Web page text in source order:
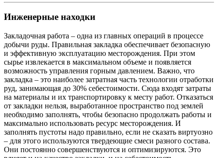
Инженерные находки
Закладочная работа – одна из главных операций в процессе
добычи руды. Правильная закладка обеспечивает безопасную
и эффективную эксплуатацию месторождения. При этом
сырье извлекается в максимальном объеме и появляется
возможность управления горным давлением. Важно, что
закладка – это наиболее затратная часть технологии отработки
руд, занимающая до 30% себестоимости. Сюда входят затраты
на материалы и их транспортировку к месту работ. Отказаться
от закладки нельзя, выработанное пространство под землей
необходимо заполнять, чтобы безопасно продолжать работы и
максимально использовать ресурс месторождения. И
заполнять пустоты надо правильно, если не сказать виртуозно
– для этого используются твердеющие смеси разного состава.
Они постоянно совершенствуются и оптимизируются. Это